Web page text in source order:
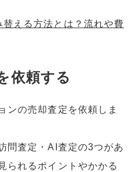
える方法とは？流れや費
依頼する
ンの売却査定を依頼しま
問査定・AI査定の3つがあ
られるポイントやかかる